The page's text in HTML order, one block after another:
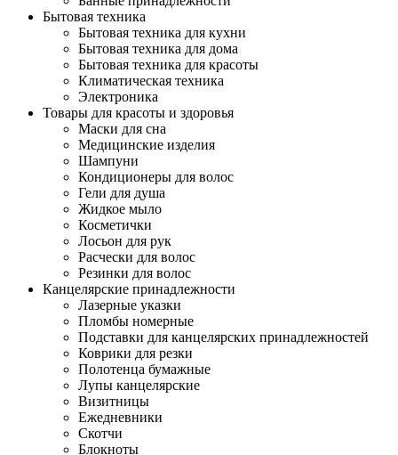
Бытовая техника
Бытовая техника для кухни
Бытовая техника для дома
Бытовая техника для красоты
Климатическая техника
Электроника
Товары для красоты и здоровья
Маски для сна
Медицинские изделия
Шампуни
Кондиционеры для волос
Гели для душа
Жидкое мыло
Косметички
Лосьон для рук
Расчески для волос
Резинки для волос
Канцелярские принадлежности
Лазерные указки
Пломбы номерные
Подставки для канцелярских принадлежностей
Коврики для резки
Полотенца бумажные
Лупы канцелярские
Визитницы
Ежедневники
Скотчи
Блокноты